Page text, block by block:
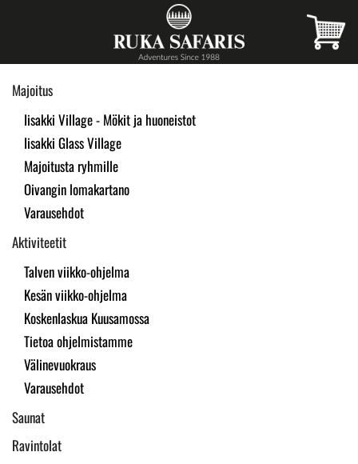
to
main
Majoitus
Iisakki Village - Mökit ja huoneistot
Iisakki Glass Village
Majoitusta ryhmille
Oivangin lomakartano
Varausehdot
Aktiviteetit
Talven viikko-ohjelma
Kesän viikko-ohjelma
Koskenlaskua Kuusamossa
Tietoa ohjelmistamme
Välinevuokraus
Varausehdot
Saunat
Ravintolat